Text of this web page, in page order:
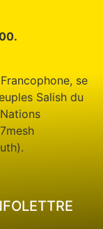
se
Salish du